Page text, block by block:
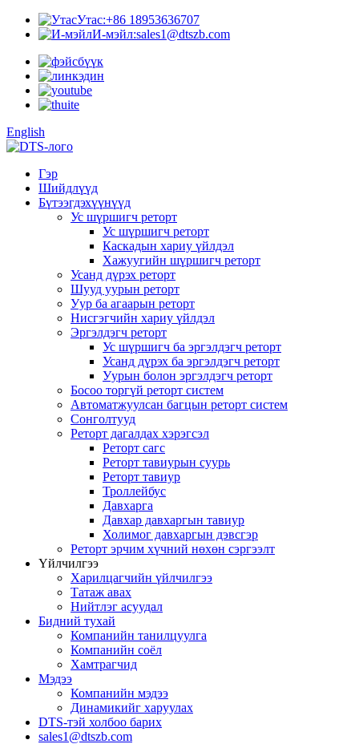
Утас:+86 18953636707
И-мэйл:sales1@dtszb.com
English
Гэр
Шийдлүүд
Бүтээгдэхүүнүүд
Ус шүршигч реторт
Ус шүршигч реторт
Каскадын хариу үйлдэл
Хажуугийн шүршигч реторт
Усанд дүрэх реторт
Шууд уурын реторт
Уур ба агаарын реторт
Нисгэгчийн хариу үйлдэл
Эргэлдэгч реторт
Ус шүршигч ба эргэлдэгч реторт
Усанд дүрэх ба эргэлдэгч реторт
Уурын болон эргэлдэгч реторт
Босоо торгүй реторт систем
Автоматжуулсан багцын реторт систем
Сонголтууд
Реторт дагалдах хэрэгсэл
Реторт сагс
Реторт тавиурын суурь
Реторт тавиур
Троллейбус
Давхарга
Давхар давхаргын тавиур
Холимог давхаргын дэвсгэр
Реторт эрчим хүчний нөхөн сэргээлт
Үйлчилгээ
Харилцагчийн үйлчилгээ
Татаж авах
Нийтлэг асуудал
Бидний тухай
Компанийн танилцуулга
Компанийн соёл
Хамтрагчид
Мэдээ
Компанийн мэдээ
Динамикийг харуулах
DTS-тэй холбоо барих
sales1@dtszb.com